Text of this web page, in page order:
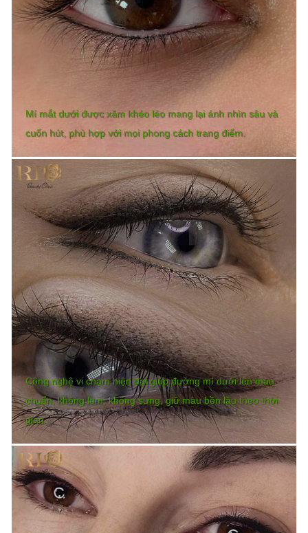
Mí mắt dưới được xăm khéo léo mang lại ánh nhìn sâu và
cuốn hút, phù hợp với mọi phong cách trang điểm.
Công nghệ vi chạm hiện đại giúp đường mí dưới lên màu
chuẩn, không lem, không sưng, giữ màu bền lâu theo thời
gian.